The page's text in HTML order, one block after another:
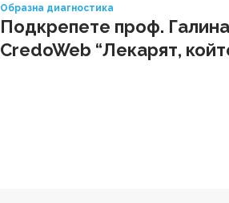
Образна диагностика
Подкрепете проф.
CredoWeb “Лекарят,